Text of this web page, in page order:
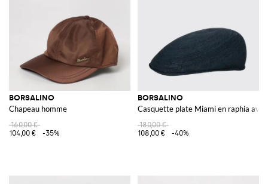
BORSALINO
Chapeau homme
160,00 €
104,00 €
-35%
BORSALINO
Casquette plate Miami en raphia
180,00 €
108,00 €
-40%